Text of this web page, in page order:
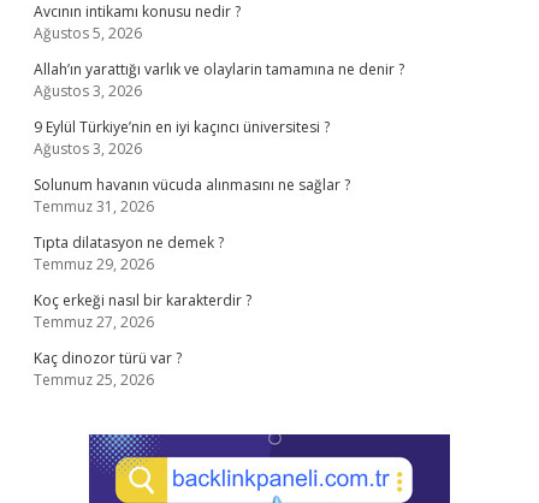
Avcının intikamı konusu nedir ?
Ağustos 5, 2026
Allah’ın yarattığı varlık ve olaylarin tamamına ne denir ?
Ağustos 3, 2026
9 Eylül Türkiye’nin en iyi kaçıncı üniversitesi ?
Ağustos 3, 2026
Solunum havanın vücuda alınmasını ne sağlar ?
Temmuz 31, 2026
Tıpta dilatasyon ne demek ?
Temmuz 29, 2026
Koç erkeği nasıl bir karakterdir ?
Temmuz 27, 2026
Kaç dinozor türü var ?
Temmuz 25, 2026